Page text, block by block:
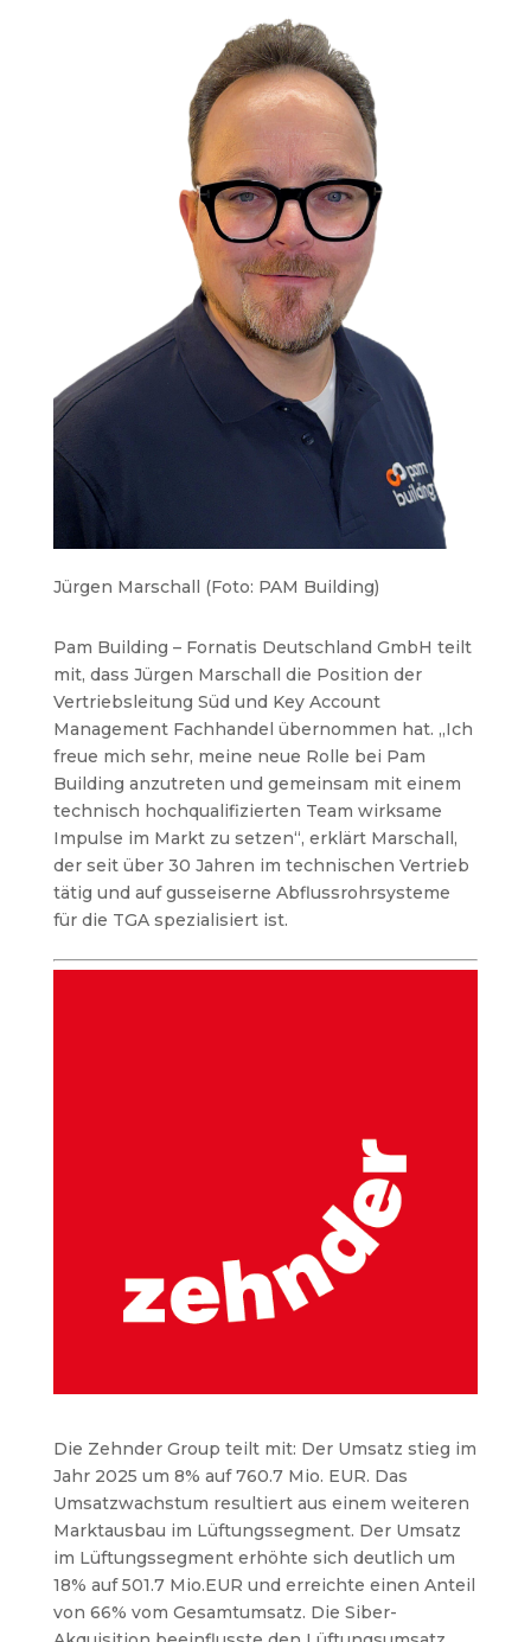
Jürgen Marschall (Foto: PAM Building)
Pam Building – Fornatis Deutschland GmbH teilt
mit, dass Jürgen Marschall die Position der
Vertriebsleitung Süd und Key Account
Management Fachhandel übernommen hat. „Ich
freue mich sehr, meine neue Rolle bei Pam
Building anzutreten und gemeinsam mit einem
technisch hochqualifizierten Team wirksame
Impulse im Markt zu setzen“, erklärt Marschall,
der seit über 30 Jahren im technischen Vertrieb
tätig und auf gusseiserne Abflussrohrsysteme
für die TGA spezialisiert ist.
Die Zehnder Group teilt mit: Der Umsatz stieg im
Jahr 2025 um 8% auf 760.7 Mio. EUR. Das
Umsatzwachstum resultiert aus einem weiteren
Marktausbau im Lüftungssegment. Der Umsatz
im Lüftungssegment erhöhte sich deutlich um
18% auf 501.7 Mio.EUR und erreichte einen Anteil
von 66% vom Gesamtumsatz. Die Siber-